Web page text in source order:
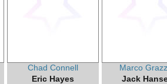
Chad Connell
Eric Hayes
Marco
Jack